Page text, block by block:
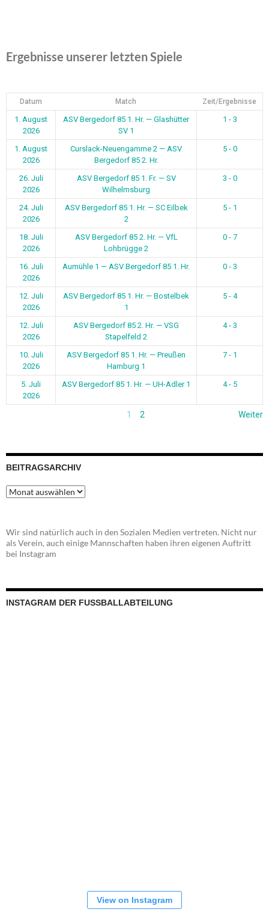
Ergebnisse unserer letzten Spiele
Datum Match Zeit/Ergebnisse
1. August
2026
ASV Bergedorf 85 1. Hr. — Glashütter
SV 1
1 - 3
1. August
2026
Curslack-Neuengamme 2 — ASV
Bergedorf 85 2. Hr.
5 - 0
26. Juli
2026
ASV Bergedorf 85 1. Fr. — SV
Wilhelmsburg
3 - 0
24. Juli
2026
ASV Bergedorf 85 1. Hr. — SC Eilbek
2
5 - 1
18. Juli
2026
ASV Bergedorf 85 2. Hr. — VfL
Lohbrügge 2
0 - 7
16. Juli
2026
Aumühle 1 — ASV Bergedorf 85 1. Hr. 0 - 3
12. Juli
2026
ASV Bergedorf 85 1. Hr. — Bostelbek
1
5 - 4
12. Juli
2026
ASV Bergedorf 85 2. Hr. — VSG
Stapelfeld 2
4 - 3
10. Juli
2026
ASV Bergedorf 85 1. Hr. — Preußen
Hamburg 1
7 - 1
5. Juli
2026
ASV Bergedorf 85 1. Hr. — UH-Adler 1 4 - 5
1 2 Weiter
BEITRAGSARCHIV
Beitragsarchiv
Wir sind natürlich auch in den Sozialen Medien vertreten. Nicht nur
als Verein, auch einige Mannschaften haben ihren eigenen Auftritt
bei Instagram
INSTAGRAM DER FUSSBALLABTEILUNG
View on Instagram